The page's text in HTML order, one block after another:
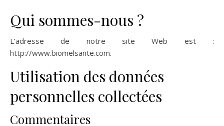
Qui sommes-nous ?
L’adresse de notre site Web est :
http://www.biomelsante.com.
Utilisation des données
personnelles collectées
Commentaires